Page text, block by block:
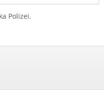
Polizei.